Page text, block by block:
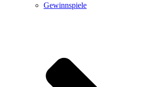
Gewinnspiele